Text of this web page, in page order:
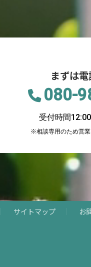
まずは
080-
受付時間
※相談専用のため営業
サイトマップ お